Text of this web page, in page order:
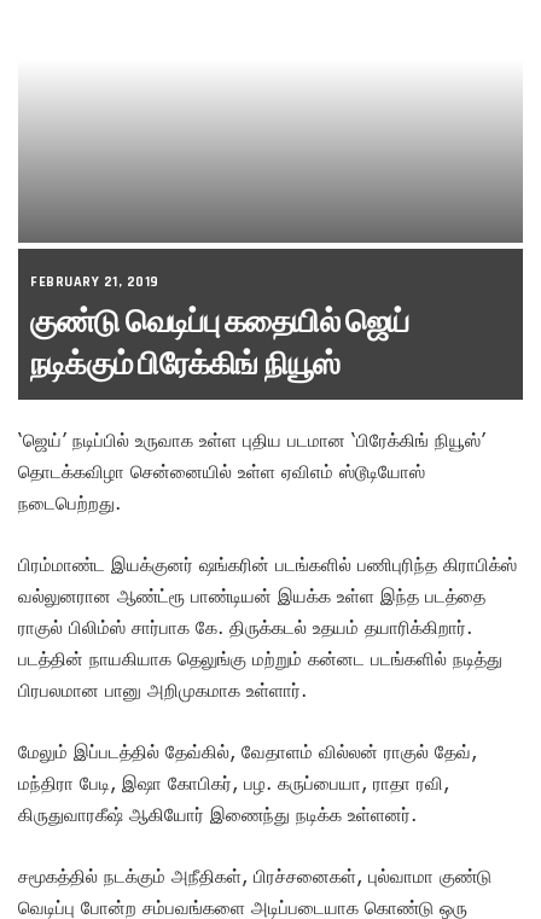
FEBRUARY 21, 2019
குண்டு வெடிப்பு கதையில் ஜெய்
நடிக்கும் பிரேக்கிங் நியூஸ்
‘ஜெய்’ நடிப்பில் உருவாக உள்ள புதிய படமான ‘பிரேக்கிங் நியூஸ்’
தொடக்கவிழா சென்னையில் உள்ள ஏவிஎம் ஸ்டூடியோஸ்
நடைபெற்றது.
பிரம்மாண்ட இயக்குனர் ஷங்கரின் படங்களில் பணிபுரிந்த கிராபிக்ஸ்
வல்லுனரான ஆண்ட்ரூ பாண்டியன் இயக்க உள்ள இந்த படத்தை
ராகுல் பிலிம்ஸ் சார்பாக கே. திருக்கடல் உதயம் தயாரிக்கிறார்.
படத்தின் நாயகியாக தெலுங்கு மற்றும் கன்னட படங்களில் நடித்து
பிரபலமான பானு அறிமுகமாக உள்ளார்.
மேலும் இப்படத்தில் தேவ்கில், வேதாளம் வில்லன் ராகுல் தேவ்,
மந்திரா பேடி, இஷா கோபிகர், பழ. கருப்பையா, ராதா ரவி,
கிருதுவாரகீஷ் ஆகியோர் இணைந்து நடிக்க உள்ளனர்.
சமூகத்தில் நடக்கும் அநீதிகள், பிரச்சனைகள், புல்வாமா குண்டு
வெடிப்பு போன்ற சம்பவங்களை அடிப்படையாக கொண்டு ஒரு